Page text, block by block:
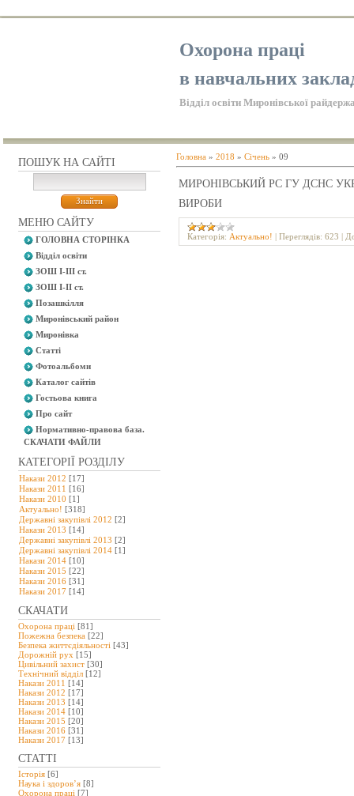
Охорона праці
в навчальних
Відділ освіти Миронівської
ПОШУК НА САЙТІ
МЕНЮ САЙТУ
ГОЛОВНА СТОРІНКА
Відділ освіти
ЗОШ І-ІІІ ст.
ЗОШ І-ІІ ст.
Позашкілля
Миронівський район
Миронівка
Статті
Фотоальбоми
Каталог сайтів
Гостьова книга
Про сайт
Нормативно-правова база.
СКАЧАТИ ФАЙЛИ
КАТЕГОРІЇ РОЗДІЛУ
Накази 2012 [17]
Накази 2011 [16]
Накази 2010 [1]
Актуально! [318]
Державні закупівлі 2012 [2]
Накази 2013 [14]
Державні закупівлі 2013 [2]
Державні закупівлі 2014 [1]
Накази 2014 [10]
Накази 2015 [22]
Накази 2016 [31]
Накази 2017 [14]
СКАЧАТИ
Охорона праці [81]
Пожежна безпека [22]
Безпека життєдіяльності [43]
Дорожній рух [15]
Цивільний захист [30]
Технічний відділ [12]
Накази 2011 [14]
Накази 2012 [17]
Накази 2013 [14]
Накази 2014 [10]
Накази 2015 [20]
Накази 2016 [31]
Накази 2017 [13]
СТАТТІ
Історія [6]
Наука і здоров’я [8]
Охорона праці [7]
Головна » 2018 » Січень » 09
МИРОНІВСЬКИЙ РС ГУ ДСНС
ВИРОБИ
Категорія: Актуально! | Переглядів: 623 |